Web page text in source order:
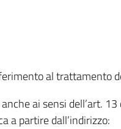
al trattamento
ai sensi dell’art.
a partire dall’indirizzo: